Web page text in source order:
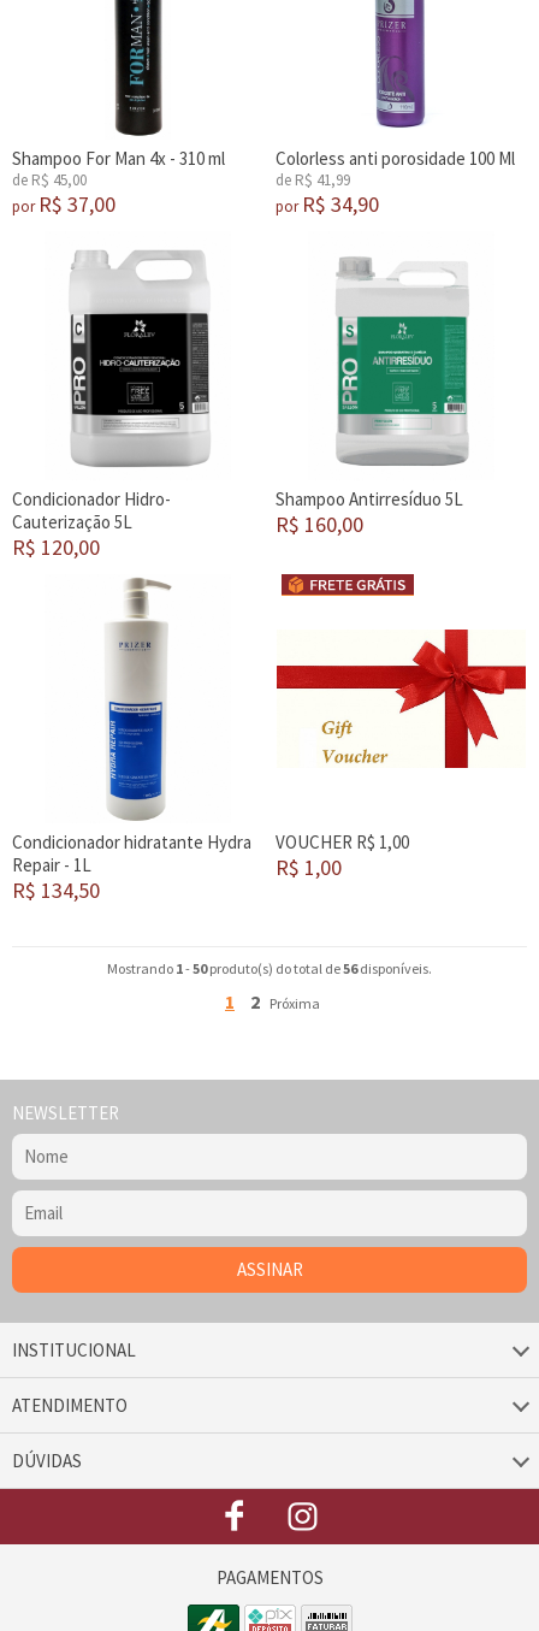
Shampoo For Man 4x - 310 ml
de R$ 45,00
por R$ 37,00
Colorless anti porosidade 100 Ml
de R$ 41,99
por R$ 34,90
Condicionador Hidro-
Cauterização 5L
R$ 120,00
Shampoo Antirresíduo 5L
R$ 160,00
Condicionador hidratante Hydra
Repair - 1L
R$ 134,50
VOUCHER R$ 1,00
R$ 1,00
Mostrando 1-50produto(s) do total de56disponíveis.
1 2 Próxima
NEWSLETTER
INSTITUCIONAL
ATENDIMENTO
DÚVIDAS